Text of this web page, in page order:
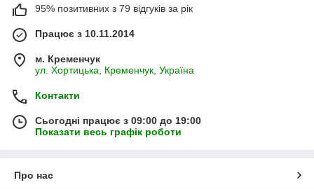
95% позитивних з 79 відгуків за рік
Працює з 10.11.2014
м. Кременчук
ул. Хортицька, Кременчук, Україна
Контакти
Сьогодні працює з 09:00 до 19:00
Показати весь графік роботи
Про нас